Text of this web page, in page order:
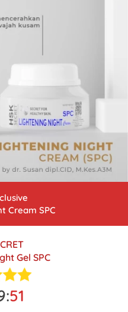
Cream SPC
Gel SPC
:49